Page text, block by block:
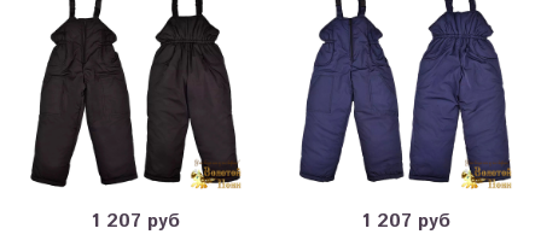
1 207 руб
1 207 руб